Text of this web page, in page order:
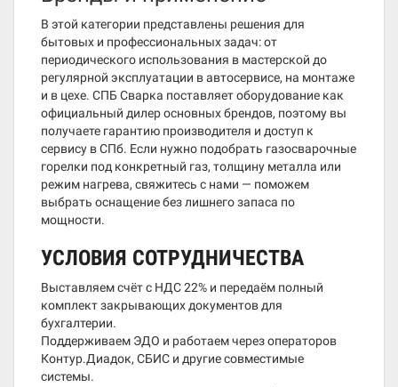
В этой категории представлены решения для
бытовых и профессиональных задач: от
периодического использования в мастерской до
регулярной эксплуатации в автосервисе, на монтаже
и в цехе. СПБ Сварка поставляет оборудование как
официальный дилер основных брендов, поэтому вы
получаете гарантию производителя и доступ к
сервису в СПб. Если нужно подобрать газосварочные
горелки под конкретный газ, толщину металла или
режим нагрева, свяжитесь с нами — поможем
выбрать оснащение без лишнего запаса по
мощности.
УСЛОВИЯ СОТРУДНИЧЕСТВА
Выставляем счёт с НДС 22% и передаём полный
комплект закрывающих документов для
бухгалтерии.
Поддерживаем ЭДО и работаем через операторов
Контур.Диадок, СБИС и другие совместимые
системы.